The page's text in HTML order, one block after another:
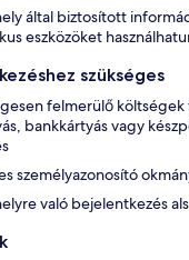
által biztosított
eszközöket
szükséges
felmerülő
bankkártyás vagy
személyazonosító
való bejelentkezés